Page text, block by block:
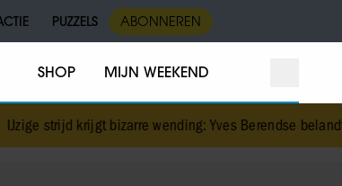
PUZZELS ABONNEREN
SHOP MIJN WEEKEND
wending: Yves Berendse belandt tóch met